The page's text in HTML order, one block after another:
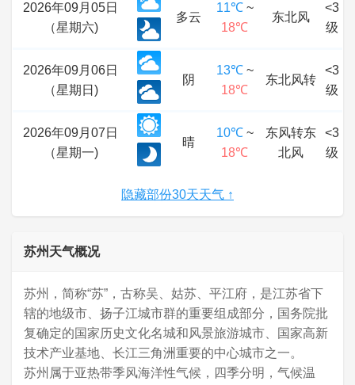
2026年09月05日
（星期六)
多云
11℃~
18℃
东北风
<3
级
2026年09月06日
（星期日)
阴
13℃~
18℃
东北风转
<3
级
2026年09月07日
（星期一)
晴
10℃~
18℃
东风转东
北风
<3
级
隐藏部份30天天气 ↑
苏州天气概况
苏州，简称“苏”，古称吴、姑苏、平江府，是江苏省下
辖的地级市、扬子江城市群的重要组成部分，国务院批
复确定的国家历史文化名城和风景旅游城市、国家高新
技术产业基地、长江三角洲重要的中心城市之一。
苏州属于亚热带季风海洋性气候，四季分明，气候温